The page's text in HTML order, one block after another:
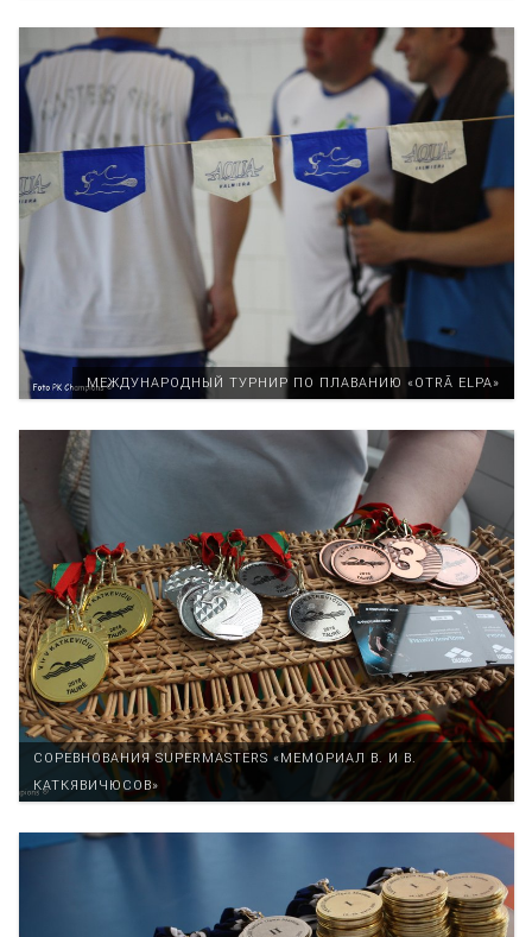
MЕЖДУНАРОДНЫЙ ТУРНИР ПО ПЛАВАНИЮ «OTRĀ ELPA»
СОРЕВНОВАНИЯ SUPERMASTERS «МЕМОРИАЛ В. И В.
КАТКЯВИЧЮСОВ»